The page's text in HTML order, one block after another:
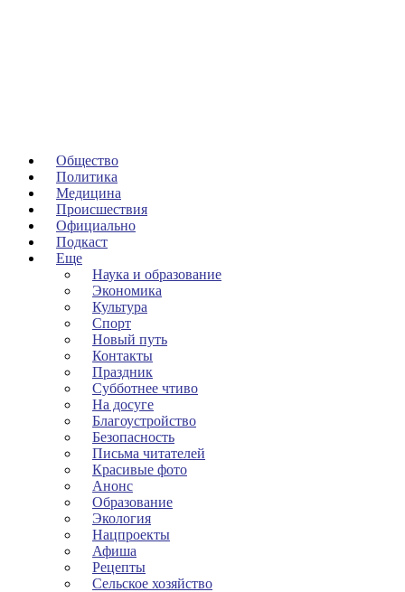
Общество
Политика
Медицина
Происшествия
Официально
Подкаст
Еще
Наука и образование
Экономика
Культура
Спорт
Новый путь
Контакты
Праздник
Субботнее чтиво
На досуге
Благоустройство
Безопасность
Письма читателей
Красивые фото
Анонс
Образование
Экология
Нацпроекты
Афиша
Рецепты
Сельское хозяйство